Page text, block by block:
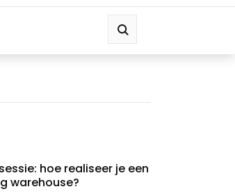
hoe realiseer je een
warehouse?